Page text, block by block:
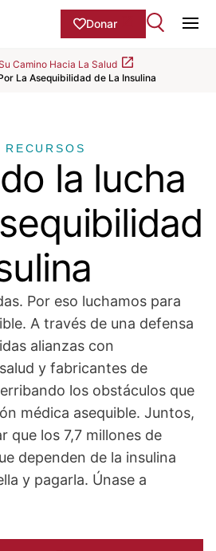
Donar
Camino Hacia La Salud
La Asequibilidad de La Insulina
la lucha
Por eso luchamos para
A través de una defensa
alianzas con
y fabricantes de
los obstáculos que
médica asequible. Juntos,
que los 7,7 millones de
dependen de la insulina
y pagarla. Únase a